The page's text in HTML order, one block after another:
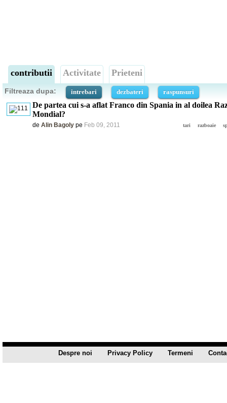
contributii Activitate Prieteni
Filtreaza dupa: intrebari dezbateri raspunsuri
De partea cui s-a aflat Franco din Spania in al doilea
Mondial?
de Alin Bagoly pe Feb 09, 2011 tari razboaie
Despre noi Privacy Policy Termeni